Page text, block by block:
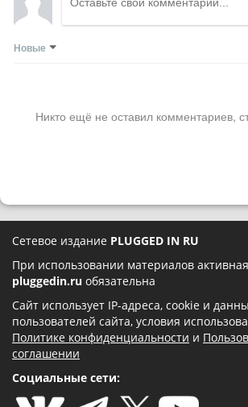
Новые
Никто ещё не оставил комментариев,
Сетевое издание PLUGGED IN RU
При использовании материалов
pluggedin.ru обязательна
Сайт использует IP-адреса, cookie и
пользователей сайта, условия
Политике конфиденциальности и
соглашении
Социальные сети: